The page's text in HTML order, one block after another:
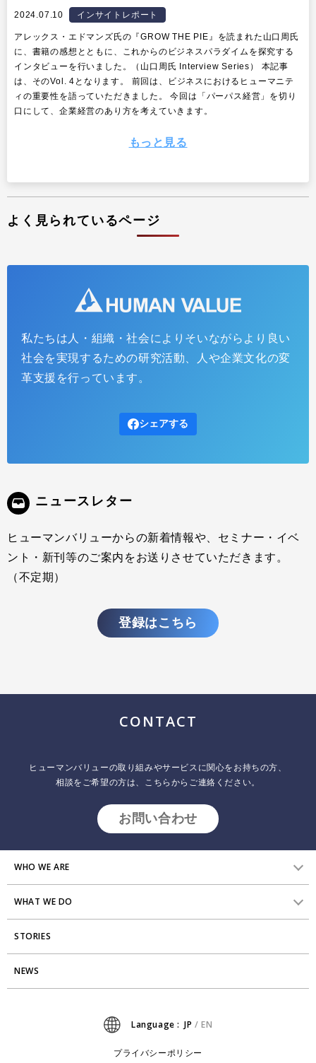
2024.07.10 インサイトレポート
アレックス・エドマンズ氏の『GROW THE PIE』を読まれた山口周氏
に、書籍の感想とともに、これからのビジネスパラダイムを探究する
インタビューを行いました。（山口周氏 Interview Series） 本記事
は、そのVol. 4となります。 前回は、ビジネスにおけるヒューマニテ
ィの重要性を語っていただきました。 今回は「パーパス経営」を切り
口にして、企業経営のあり方を考えていきます。
ビジネスにヒューマニティを取り戻す（ビジネスパラ
ダイムの再考 vol.3）
2024.05.08 インサイトレポート
に、書籍の感想とともに、これからのビジネスパラダイムを探究する
インタビューを行いました。（山口周氏 Interview Series） 本記事
人材開発の潮流を踏まえ、人材開発部門の役割を革新
2022.03.17 インサイトレポート
「企業と人材」（産労総合研究所）2021年12月号（No. 1106)掲載 株
式会社ヒューマンバリュー 取締役主任研究員 川口 大輔
もっと見る
よく見られているページ
私たちは人・組織・社会によりそいながらより良い
社会を実現するための研究活動、人や企業文化の変
革支援を行っています。
シェアする
ニュースレター
ヒューマンバリューからの新着情報や、セミナー・イベ
ント・新刊等のご案内をお送りさせていただきます。
（不定期）
登録はこちら
CONTACT
ヒューマンバリューの取り組みやサービスに関心をお持ちの方、
相談をご希望の方は、こちらからご連絡ください。
お問い合わせ
WHO WE ARE
HVからのメッセージ
研究員紹介
アクセス
WHAT WE DO
組織変革
エンゲージメント向上支援
STORIES
Stories
NEWS
Language : JP /EN
プライバシーポリシー